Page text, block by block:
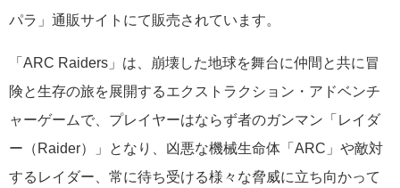
パラ」通販サイトにて販売されています。
「ARC Raiders」は、崩壊した地球を舞台に仲間と共に冒
険と生存の旅を展開するエクストラクション・アドベンチ
ャーゲームで、プレイヤーはならず者のガンマン「レイダ
ー（Raider）」となり、凶悪な機械生命体「ARC」や敵対
するレイダー、常に待ち受ける様々な脅威に立ち向かって